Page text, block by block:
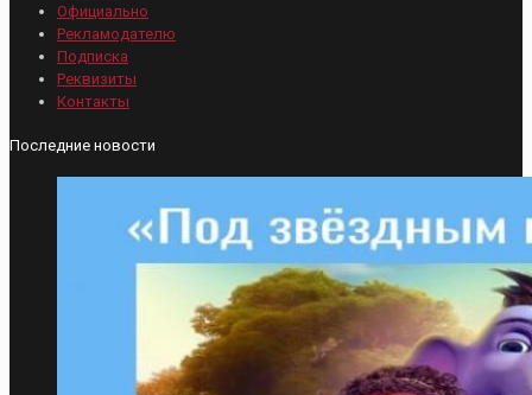
Официально
Рекламодателю
Подписка
Реквизиты
Контакты
Последние новости